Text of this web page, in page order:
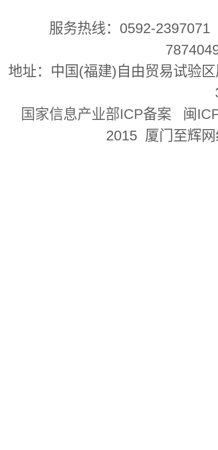
服务热线：0592-
地址：中国(福建)自由贸易试验
国家信息产业部ICP备案 闽
2015 厦门至辉